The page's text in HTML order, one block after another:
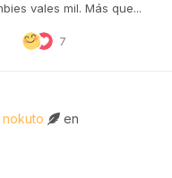
vales mil. Más que...
7
nokuto en